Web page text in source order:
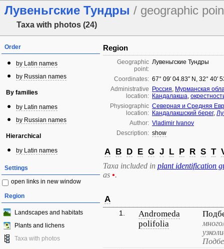
Лувеньгские Тундры / geographic
Taxa with photos (24)
Order
by Latin names
by Russian names
By families
by Latin names
by Russian names
Hierarchical
by Latin names
Settings
open links in new window
Region
Landscapes and habitats
Plants and lichens
Taxa with photos
Region
Geographic
point:
Лувеньгские Тундры
Coordinates: 67° 09′ 04.83″ N, 32°
Administrative
location:
Россия, Мурманская
Кандалакша,
Physiographic
location:
Северная и Средняя
Кандалакшский берег,
Author: Vladimir Ivanov
Description: show
A B D E G J L P R S T
Taxa included in plant identification
as •.
A
1.
Andromeda
polifolia